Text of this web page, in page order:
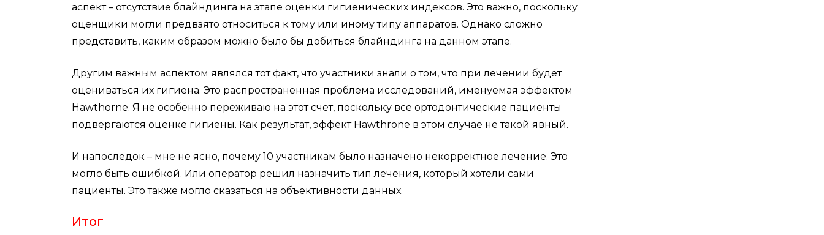
аспект – отсутствие блайндинга на этапе оценки гигиенических индексов. Это важно, поскольку
оценщики могли предвзято относиться к тому или иному типу аппаратов. Однако сложно
представить, каким образом можно было бы добиться блайндинга на данном этапе.
Другим важным аспектом являлся тот факт, что участники знали о том, что при лечении будет
оцениваться их гигиена. Это распространенная проблема исследований, именуемая эффектом
Hawthorne. Я не особенно переживаю на этот счет, поскольку все ортодонтические пациенты
подвергаются оценке гигиены. Как результат, эффект Hawthrone в этом случае не такой явный.
И напоследок – мне не ясно, почему 10 участникам было назначено некорректное лечение. Это
могло быть ошибкой. Или оператор решил назначить тип лечения, который хотели сами
пациенты. Это также могло сказаться на объективности данных.
Итог